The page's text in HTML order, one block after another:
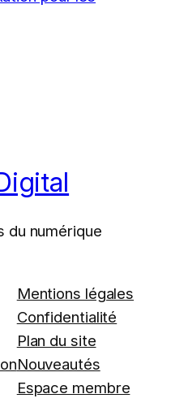
du numérique
Mentions légales
Confidentialité
Plan du site
Nouveautés
Espace membre